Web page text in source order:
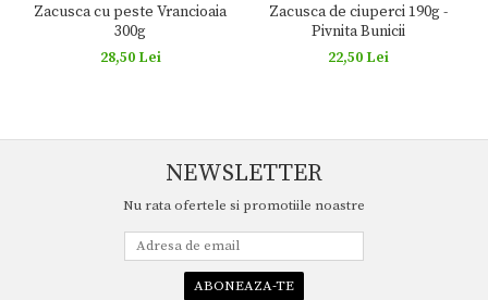
Zacusca cu peste Vrancioaia
300g
28,50 Lei
Zacusca de ciuperci 190g -
Pivnita Bunicii
22,50 Lei
NEWSLETTER
Nu rata ofertele si promotiile noastre